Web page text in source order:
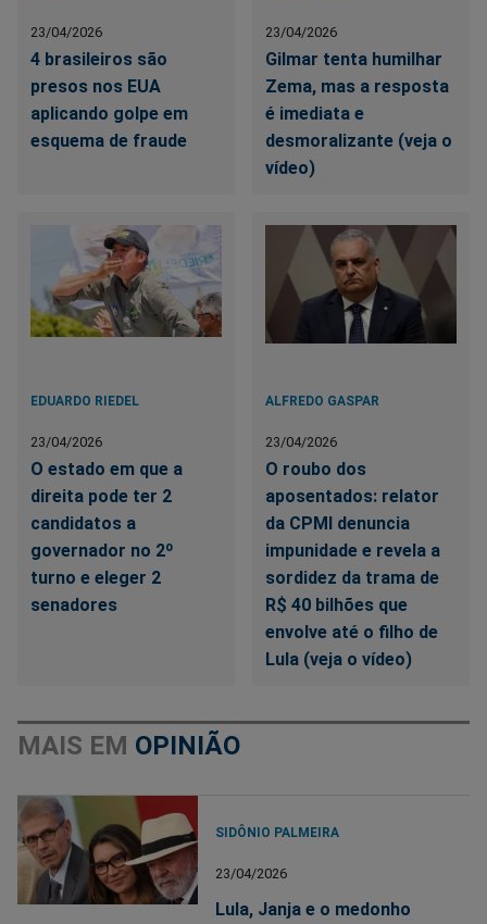
23/04/2026
4 brasileiros são
presos nos EUA
aplicando golpe em
esquema de fraude
23/04/2026
Gilmar tenta humilhar
Zema, mas a resposta
é imediata e
desmoralizante (veja o
vídeo)
EDUARDO RIEDEL
23/04/2026
O estado em que a
direita pode ter 2
candidatos a
governador no 2º
turno e eleger 2
senadores
ALFREDO GASPAR
23/04/2026
O roubo dos
aposentados: relator
da CPMI denuncia
impunidade e revela a
sordidez da trama de
R$ 40 bilhões que
envolve até o filho de
Lula (veja o vídeo)
MAIS EM OPINIÃO
SIDÔNIO PALMEIRA
23/04/2026
Lula, Janja e o medonho